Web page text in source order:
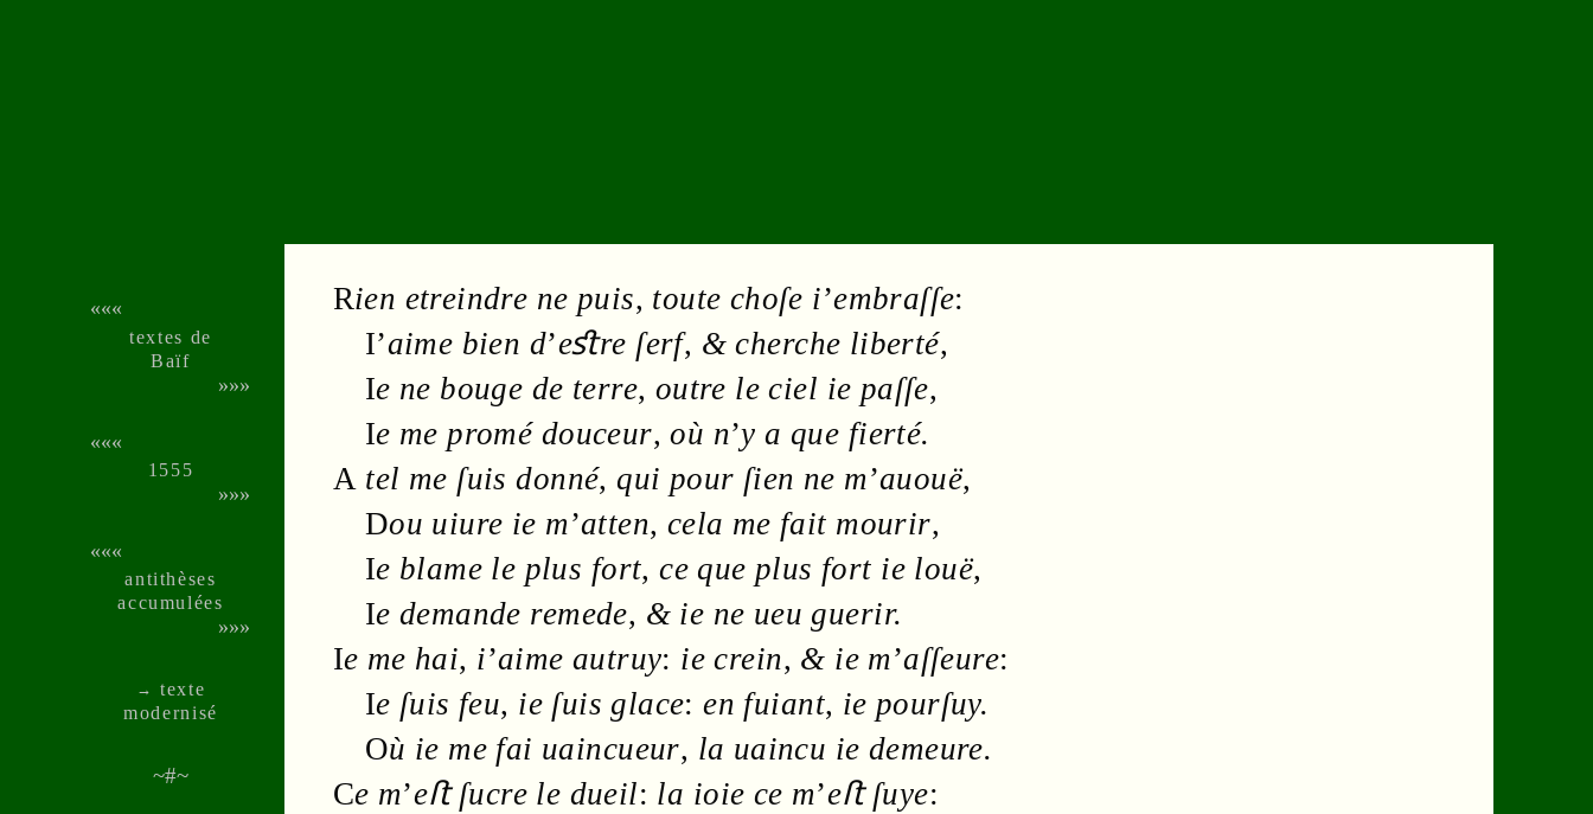
«««
textes de
Baïf
»»»
«««
1555
»»»
«««
anti­thèses
accu­mu­lées
»»»
→ texte
moder­nisé
~#~
Rien etreindre ne puis, toute choſe i’embraſſe:
I’aime bien d’eﬆre ſerf, & cherche liberté,
Ie ne bouge de terre, outre leciel ie paſſe,
Ie me promé douceur, où n’y a que fierté.
A tel me ſuis donné, qui pour ſien ne m’auouë,
Dou uiure ie m’atten, cela me fait mourir,
Ie blame le plus fort, ce que plus fort ie louë,
Ie demande remede, & ie ne ueu guerir.
Ie me hai, i’aime autruy: ie crein, & ie m’aſſeure:
Ie ſuis feu, ie ſuis glace: en fuiant, ie pourſuy.
Où ie me fai uaincueur, la uaincu ie demeure.
Ce m’eﬅ ſucrele dueil: la ioie ce m’eﬅ ſuye: